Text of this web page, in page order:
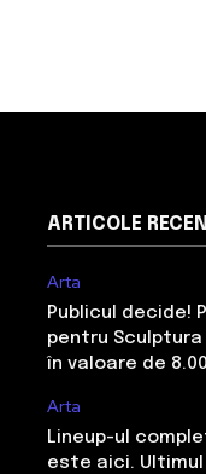
ARTICOLE
Arta
Publicul decide!
pentru Sculptura
în valoare de
Arta
Lineup-ul
este aici. Ultimul